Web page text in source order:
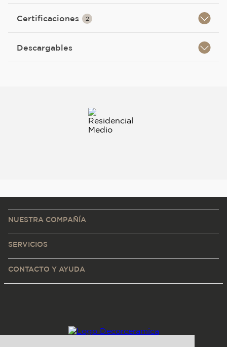
Certificaciones 2
Descargables
NUESTRA COMPAÑÍA
SERVICIOS
CONTACTO Y AYUDA